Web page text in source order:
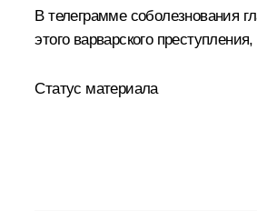
В телеграмме соболезнования
этого варварского
Статус материала